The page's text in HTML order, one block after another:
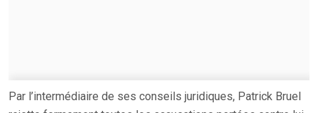
Par l’intermédiaire de ses conseils juridiques, Patrick Bruel